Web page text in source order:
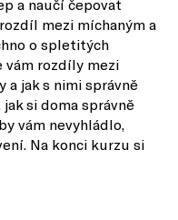
a naučí čepovat
mezi míchaným a
o spletitých
rozdíly mezi
jak s nimi správně
jak si doma správně
vám nevyhládlo,
Na konci kurzu si